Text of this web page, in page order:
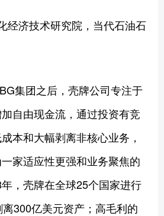
经济技术研究院，当代石油石
集团之后，壳牌公司专注于
自由现金流，通过投资有竞
本和大幅剥离非核心业务，
家适应性更强和业务聚焦的
，壳牌在全球25个国家进行
300亿美元资产；高毛利的